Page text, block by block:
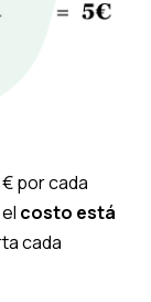
por cada
costo está
cada